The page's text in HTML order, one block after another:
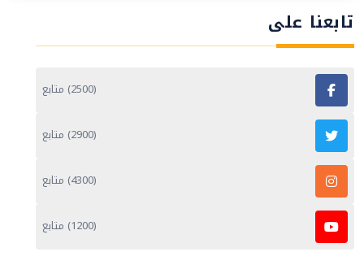
تابعنا على
(2500) متابع
(2900) متابع
(4300) متابع
(1200) متابع